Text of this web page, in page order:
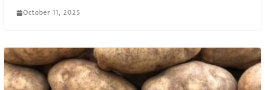
October 11, 2025